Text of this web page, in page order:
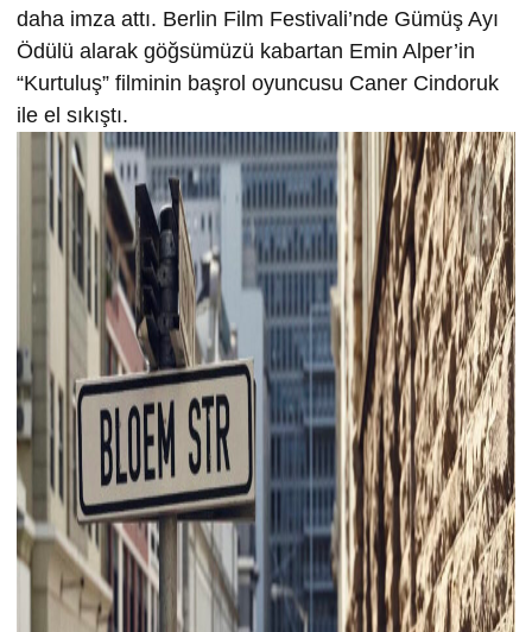
daha imza attı. Berlin Film Festivali’nde Gümüş Ayı
Ödülü alarak göğsümüzü kabartan Emin Alper’in
“Kurtuluş” filminin başrol oyuncusu Caner Cindoruk
ile el sıkıştı.